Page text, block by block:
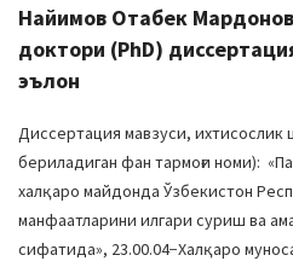
Найимов Отабек
доктори (PhD)
эълон
Диссертация мавзуси,
бериладиган фан тармоғи номи):
халқаро майдонда Ўзбекистон
манфаатларини илгари суриш ва
сифатида», 23.00.04−Халқаро